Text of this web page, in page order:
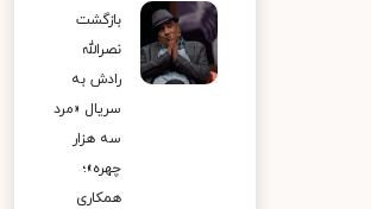
بازگشت
نصرالله
رادش به
سریال «مرد
سه هزار
چهره»؛
همکاری